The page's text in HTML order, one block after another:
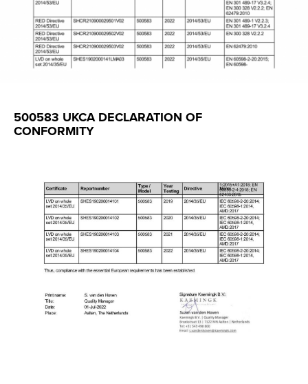
500583 UKCA DECLARATION OF
CONFORMITY